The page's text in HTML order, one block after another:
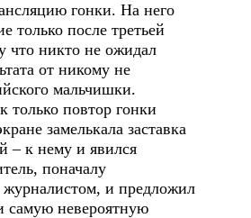
гонки. На него
только после третьей
что никто не ожидал
от никому не
мальчишки.
только повтор гонки
замелькала заставка
– к нему и явился
поначалу
и предложил
самую невероятную